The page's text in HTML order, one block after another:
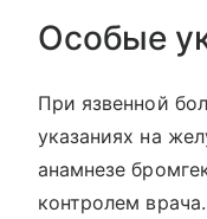
Особые
При язвенной
указаниях на
анамнезе
контролем врача.